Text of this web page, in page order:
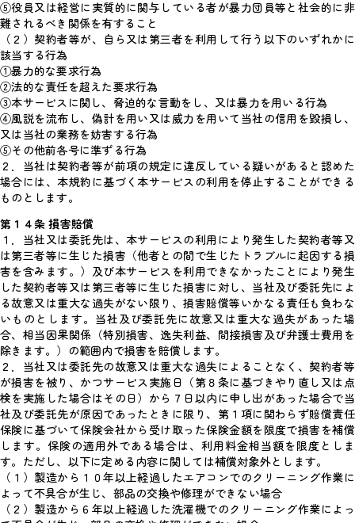
⑤役員又は経営に実質的に関与している者が暴力団員等と社会的に非
難されるべき関係を有すること
（２）契約者等が、自ら又は第三者を利用して行う以下のいずれかに
該当する行為
①暴力的な要求行為
②法的な責任を超えた要求行為
③本サービスに関し、脅迫的な言動をし、又は暴力を用いる行為
④風説を流布し、偽計を用い又は威力を用いて当社の信用を毀損し、
又は当社の業務を妨害する行為
⑤その他前各号に準ずる行為
２．当社は契約者等が前項の規定に違反している疑いがあると認めた
場合には、本規約に基づく本サービスの利用を停止することができる
ものとします。
第１４条 損害賠償
１．当社又は委託先は、本サービスの利用により発生した契約者等又
は第三者等に生じた損害（他者との間で生じたトラブルに起因する損
害を含みます。）及び本サービスを利用できなかったことにより発生
した契約者等又は第三者等に生じた損害に対し、当社及び委託先によ
る故意又は重大な過失がない限り、損害賠償等いかなる責任も負わな
いものとします。当社及び委託先に故意又は重大な過失があった場
合、相当因果関係（特別損害、逸失利益、間接損害及び弁護士費用を
除きます。）の範囲内で損害を賠償します。
２．当社又は委託先の故意又は重大な過失によることなく、契約者等
が損害を被り、かつサービス実施日（第８条に基づきやり直し又は点
検を実施した場合はその日）から７日以内に申し出があった場合で当
社及び委託先が原因であったときに限り、第１項に関わらず賠償責任
保険に基づいて保険会社から受け取った保険金額を限度で損害を補償
します。保険の適用外である場合は、利用料金相当額を限度としま
す。ただし、以下に定める内容に関しては補償対象外とします。
（１）製造から１０年以上経過したエアコンでのクリーニング作業に
よって不具合が生じ、部品の交換や修理ができない場合
（２）製造から６年以上経過した洗濯機でのクリーニング作業によっ